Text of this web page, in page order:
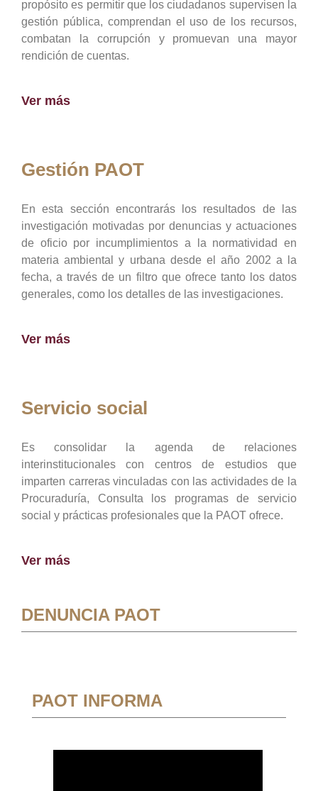
propósito es permitir que los ciudadanos supervisen la
gestión pública, comprendan el uso de los recursos,
combatan la corrupción y promuevan una mayor
rendición de cuentas.
Ver más
Gestión PAOT
En esta sección encontrarás los resultados de las
investigación motivadas por denuncias y actuaciones
de oficio por incumplimientos a la normatividad en
materia ambiental y urbana desde el año 2002 a la
fecha, a través de un filtro que ofrece tanto los datos
generales, como los detalles de las investigaciones.
Ver más
Servicio social
Es consolidar la agenda de relaciones
interinstitucionales con centros de estudios que
imparten carreras vinculadas con las actividades de la
Procuraduría, Consulta los programas de servicio
social y prácticas profesionales que la PAOT ofrece.
Ver más
DENUNCIA PAOT
PAOT INFORMA